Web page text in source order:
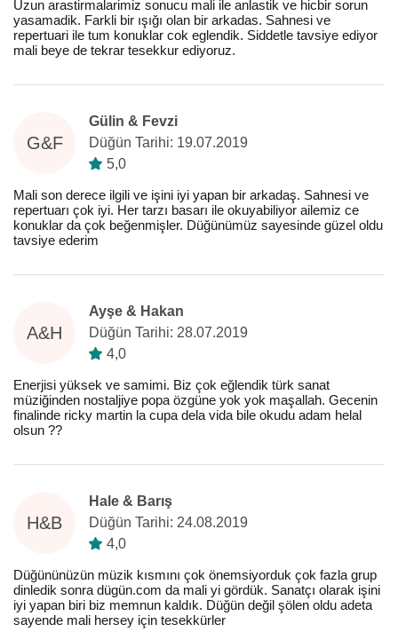
Uzun arastirmalarimiz sonucu mali ile anlastik ve hicbir sorun
yasamadik. Farkli bir ışığı olan bir arkadas. Sahnesi ve
repertuari ile tum konuklar cok eglendik. Siddetle tavsiye ediyor
mali beye de tekrar tesekkur ediyoruz.
G&F
Gülin & Fevzi
Düğün Tarihi: 19.07.2019
5,0
Mali son derece ilgili ve işini iyi yapan bir arkadaş. Sahnesi ve
repertuarı çok iyi. Her tarzı basarı ile okuyabiliyor ailemiz ce
konuklar da çok beğenmişler. Düğünümüz sayesinde güzel oldu
tavsiye ederim
A&H
Ayşe & Hakan
Düğün Tarihi: 28.07.2019
4,0
Enerjisi yüksek ve samimi. Biz çok eğlendik türk sanat
müziğinden nostaljiye popa özgüne yok yok maşallah. Gecenin
finalinde ricky martin la cupa dela vida bile okudu adam helal
olsun ??
H&B
Hale & Barış
Düğün Tarihi: 24.08.2019
4,0
Düğününüzün müzik kısmını çok önemsiyorduk çok fazla grup
dinledik sonra dügün.com da mali yi gördük. Sanatçı olarak işini
iyi yapan biri biz memnun kaldık. Düğün değil şölen oldu adeta
sayende mali hersey için tesekkürler